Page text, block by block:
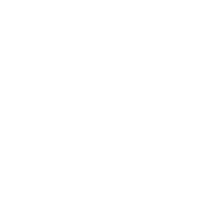
ભારતીય સુરક્ષા દળો હાઈએલર્ટ પર